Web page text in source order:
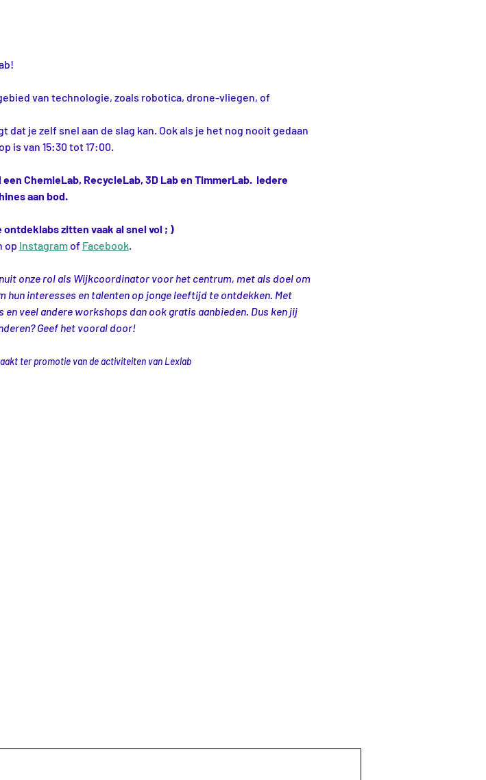
van technologie, zoals robotica, drone-vliegen, of
je zelf snel aan de slag kan. Ook als je het nog nooit gedaan
is van 15:30 tot 17:00.
ChemieLab, RecycleLab, 3D Lab en TimmerLab.  Iedere
aan bod.
zitten vaak al snel vol ; )
op Instagram of Facebook.
onze rol als Wijkcoordinator voor het centrum, met als doel om
hun interesses en talenten op jonge leeftijd te ontdekken. Met
veel andere workshops dan ook gratis aanbieden. Dus ken jij
Geef het vooral door!
ter promotie van de activiteiten van Lexlab